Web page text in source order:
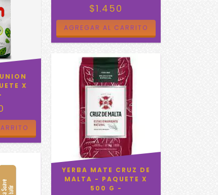
$1.450
X
YERBA MATE CRUZ DE
MALTA - PAQUETE X
500 G -